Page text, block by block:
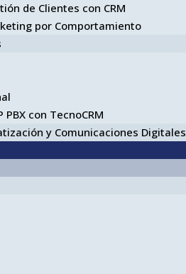
de Clientes con CRM
por Comportamiento
con TecnoCRM
y Comunicaciones Digitales